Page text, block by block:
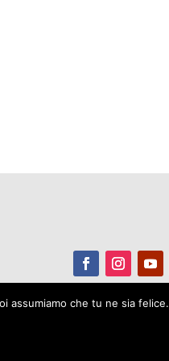
assumiamo che tu ne sia felice.